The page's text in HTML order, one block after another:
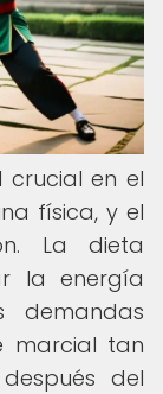
crucial en el
física, y el
La dieta
la energía
demandas
marcial tan
del